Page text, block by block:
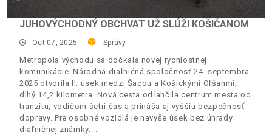
JUHOVÝCHODNÝ OBCHVAT UŽ SLÚŽI KOŠIČANOM
Oct 07, 2025 Správy
Metropola východu sa dočkala novej rýchlostnej
komunikácie. Národná diaľničná spoločnosť 24. septembra
2025 otvorila II. úsek medzi Šacou a Košickými Oľšanmi,
dlhý 14,2 kilometra. Nová cesta odľahčila centrum mesta od
tranzitu, vodičom šetrí čas a prináša aj vyššiu bezpečnosť
dopravy. Pre osobné vozidlá je navyše úsek bez úhrady
diaľničnej známky.